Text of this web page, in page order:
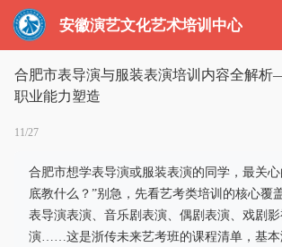
安徽演艺文化艺术培训中心
合肥市表导演与服装表演培训内容全解
职业能力塑造
11/27
合肥市想学表导演或服装表演的同学，最关心
底教什么？”别急，先看艺考类培训的核心覆
表导演表演、音乐剧表演、偶剧表演、戏剧
演……这是浙传未来艺考班的课程清单，基本